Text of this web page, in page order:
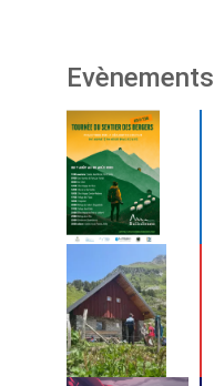
Evènements